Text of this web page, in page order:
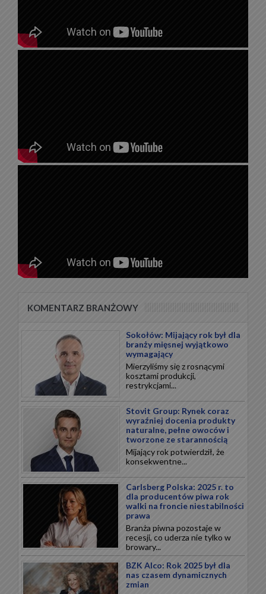
KOMENTARZ BRANŻOWY
Sokołów: Mijający rok był dla
branży mięsnej wyjątkowo
wymagający
Mierzyliśmy się z rosnącymi
kosztami produkcji,
restrykcjami...
Stovit Group: Rynek coraz
wyraźniej docenia produkty
naturalne, pełne owoców i
tworzone ze starannością
Mijający rok potwierdził, że
konsekwentne...
Carlsberg Polska: 2025 r. to
dla producentów piwa rok
walki na froncie niestabilności
prawa
Branża piwna pozostaje w
recesji, co uderza nie tylko w
browary...
BZK Alco: Rok 2025 był dla
nas czasem dynamicznych
zmian